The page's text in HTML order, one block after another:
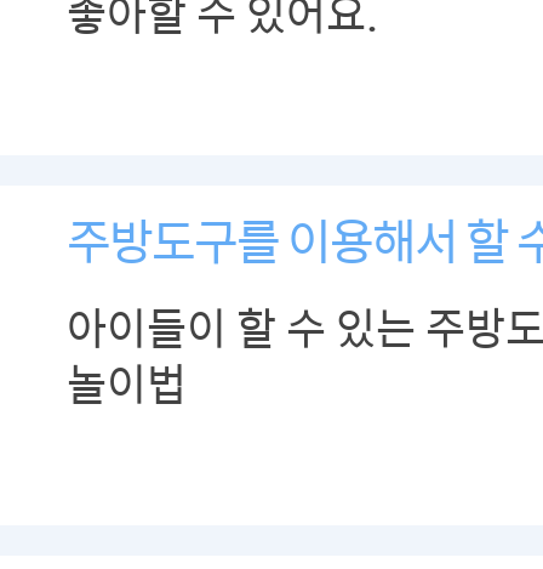
주방도구를 이용해서 할
아이들이 할 수 있는 주방
놀이법